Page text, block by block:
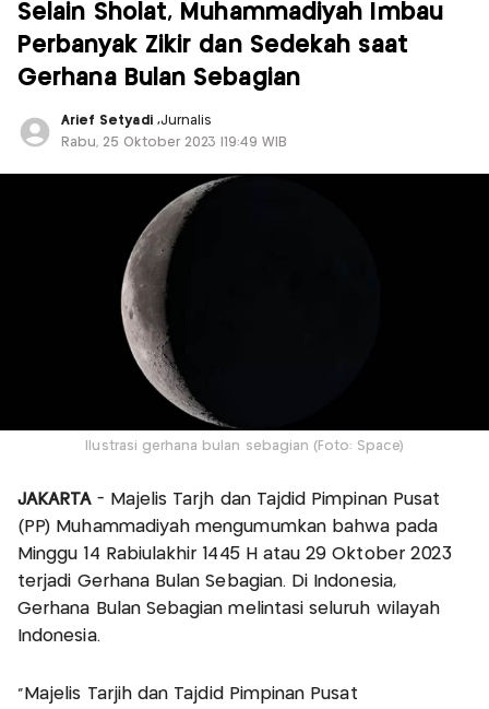
Selain Sholat, Muhammadiyah Imbau
Perbanyak Zikir dan Sedekah saat
Gerhana Bulan Sebagian
Arief Setyadi ,Jurnalis
Rabu, 25 Oktober 2023 |19:49 WIB
Ilustrasi gerhana bulan sebagian (Foto: Space)
JAKARTA - Majelis Tarjh dan Tajdid Pimpinan Pusat
(PP) Muhammadiyah mengumumkan bahwa pada
Minggu 14 Rabiulakhir 1445 H atau 29 Oktober 2023
terjadi Gerhana Bulan Sebagian. Di Indonesia,
Gerhana Bulan Sebagian melintasi seluruh wilayah
Indonesia.
"Majelis Tarjih dan Tajdid Pimpinan Pusat